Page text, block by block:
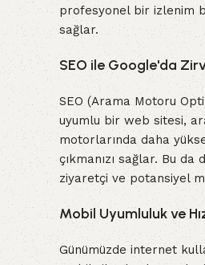
profesyonel bir izlenim
sağlar.
SEO ile Google'da
SEO (Arama Motoru
uyumlu bir web sitesi,
motorlarında daha
çıkmanızı sağlar. Bu da
ziyaretçi ve potansiyel
Mobil Uyumluluk ve
Günümüzde internet